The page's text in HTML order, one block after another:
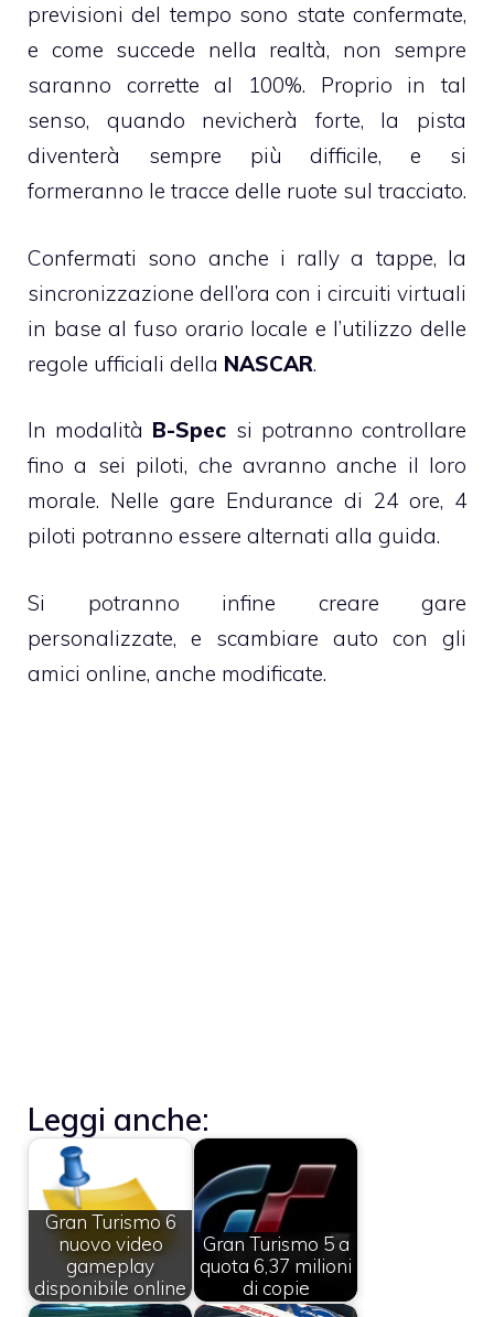
previsioni del tempo sono state confermate,
e come succede nella realtà, non sempre
saranno corrette al 100%. Proprio in tal
senso, quando nevicherà forte, la pista
diventerà sempre più difficile, e si
formeranno le tracce delle ruote sul tracciato.
Confermati sono anche i rally a tappe, la
sincronizzazione dell’ora con i circuiti virtuali
in base al fuso orario locale e l’utilizzo delle
regole ufficiali della NASCAR.
In modalità B-Spec si potranno controllare
fino a sei piloti, che avranno anche il loro
morale. Nelle gare Endurance di 24 ore, 4
piloti potranno essere alternati alla guida.
Si potranno infine creare gare
personalizzate, e scambiare auto con gli
amici online, anche modificate.
Leggi anche:
Gran Turismo 6
nuovo video
gameplay
disponibile online
Gran Turismo 5 a
quota 6,37 milioni
di copie